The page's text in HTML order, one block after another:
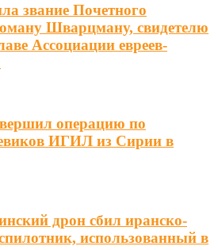
звание Почетного
Шварцману, свидетелю
Ассоциации евреев-
операцию по
ИГИЛ из Сирии в
дрон сбил иранско-
использованный в